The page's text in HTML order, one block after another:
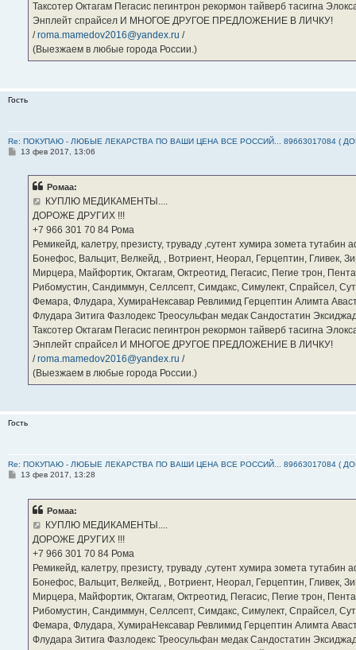
Таксотер Октагам Пегасис пегинтрон рекормон тайверб тасигна
Энплейт спрайсел И МНОГОЕ ДРУГОЕ ПРЕДЛОЖЕНИЕ В ЛИЧКУ!
/roma.mamedov2016@yandex.ru /
(Выезжаем в любые города России.)
Гость
Re: ПОКУПАЮ - ЛЮБЫЕ ЛЕКАРСТВА ПО ВАШИ ЦЕНА ВСЕ РОССИЙ... 89663017084 (
С13 фев 2017, 13:06
Ромаа:
КУПЛЮ МЕДИКАМЕНТЫ....
ДОРОЖЕ ДРУГИХ !!!
‪+7 966 301 70 84‬ Рома
Ремикейд, калетру, презисту, труваду ,сутент хумира зомета
Бонефос, Вальцит, Велкейд, , Вотриент, Неорал, Герцептин, Гливек,
Мирцера, Майфортик, Октагам, Октреотид, Пегасис, Пегие трон,
Рибомустин, Сандиммун, Селлсепт, Симдакс, Симулект, Спрайсел,
Фемара, Флудара, ХумираНексавар Ревлимид Герцептин Алимта
Флудара Зитига Фазлодекс Треосульфан медак Сандостатин
Таксотер Октагам Пегасис пегинтрон рекормон тайверб тасигна
Энплейт спрайсел И МНОГОЕ ДРУГОЕ ПРЕДЛОЖЕНИЕ В ЛИЧКУ!
/roma.mamedov2016@yandex.ru /
(Выезжаем в любые города России.)
Гость
Re: ПОКУПАЮ - ЛЮБЫЕ ЛЕКАРСТВА ПО ВАШИ ЦЕНА ВСЕ РОССИЙ... 89663017084 (
С13 фев 2017, 13:28
Ромаа:
КУПЛЮ МЕДИКАМЕНТЫ....
ДОРОЖЕ ДРУГИХ !!!
‪+7 966 301 70 84‬ Рома
Ремикейд, калетру, презисту, труваду ,сутент хумира зомета
Бонефос, Вальцит, Велкейд, , Вотриент, Неорал, Герцептин, Гливек,
Мирцера, Майфортик, Октагам, Октреотид, Пегасис, Пегие трон,
Рибомустин, Сандиммун, Селлсепт, Симдакс, Симулект, Спрайсел,
Фемара, Флудара, ХумираНексавар Ревлимид Герцептин Алимта
Флудара Зитига Фазлодекс Треосульфан медак Сандостатин